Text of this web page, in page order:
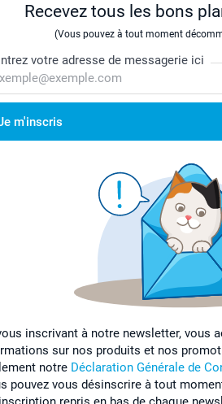
Recevez tous les bons
(Vous pouvez à tout moment
votre adresse de messagerie ici
m'inscris
inscrivant à notre newsletter, vous
sur nos produits et nos
notre Déclaration Générale de
pouvez vous désinscrire à tout